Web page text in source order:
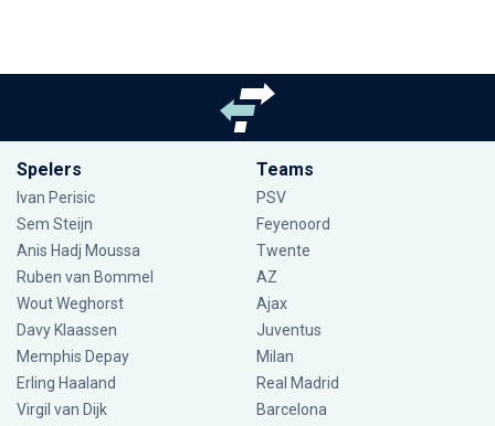
Spelers
Ivan Perisic
Sem Steijn
Anis Hadj Moussa
Ruben van Bommel
Wout Weghorst
Davy Klaassen
Memphis Depay
Erling Haaland
Virgil van Dijk
Teams
PSV
Feyenoord
Twente
AZ
Ajax
Juventus
Milan
Real Madrid
Barcelona